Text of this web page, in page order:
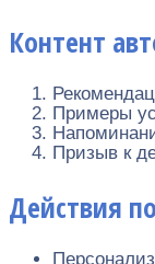
Контент
Примеры
Призыв к
Действия